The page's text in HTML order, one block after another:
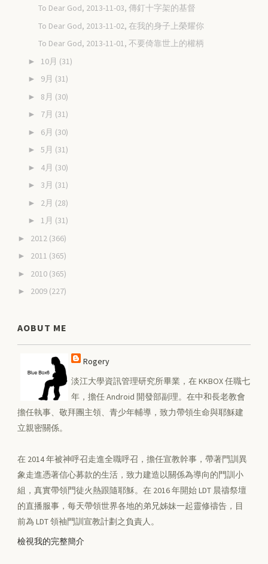
To Dear God, 2013-11-03, 傳釘十字架的基督
To Dear God, 2013-11-02, 在我的身子上榮耀你
To Dear God, 2013-11-01, 不要倚靠世上的權柄
► 10月 (31)
► 9月 (31)
► 8月 (30)
► 7月 (31)
► 6月 (30)
► 5月 (31)
► 4月 (30)
► 3月 (31)
► 2月 (28)
► 1月 (31)
► 2012 (366)
► 2011 (365)
► 2010 (365)
► 2009 (227)
AOBUT ME
Rogery
淡江大學資訊管理研究所畢業，在 KKBOX 任職七
年，擔任 Android 開發部副理。在中和長老教會
擔任執事、敬拜團主領、青少年輔導，致力帶領生命與耶穌建
立親密關係。
在 2014 年被神呼召走進全職呼召，擔任宣教幹事，帶著門訓異
象走進憑著信心募款的生活，致力建造以關係為導向的門訓小
組，真實帶領門徒火熱跟隨耶穌。在 2016 年開始 LDT 晨禱祭壇
的直播服事，每天帶領世界各地的弟兄姊妹一起靈修禱告，目
前為 LDT 領袖門訓宣教計劃之負責人。
檢視我的完整簡介